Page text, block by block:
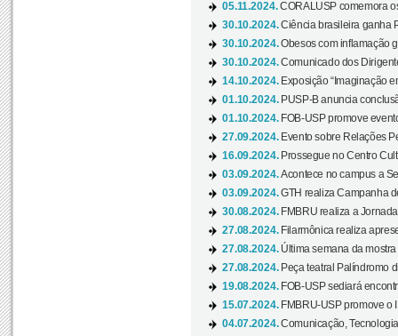
05.11.2024.CORALUSP comemora
30.10.2024.Ciência brasileira ganha
30.10.2024.Obesos com inflamação
30.10.2024.Comunicado dos
14.10.2024. Exposição “Imaginação
01.10.2024. PUSP-B anuncia
01.10.2024. FOB-USP promove
27.09.2024. Evento sobre Relações
16.09.2024. Prossegue no Centro
03.09.2024.Acontece no campus a
03.09.2024.GTH realiza Campanha
30.08.2024. FMBRU realiza a
27.08.2024. Filarmônica realiza
27.08.2024. Última semana da
27.08.2024. Peça teatral Palíndromo
19.08.2024. FOB-USP sediará
15.07.2024. FMBRU-USP promove o
04.07.2024.Comunicação,